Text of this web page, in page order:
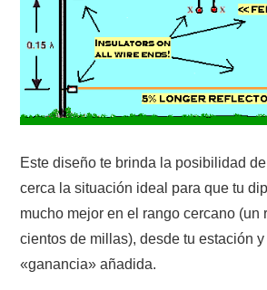
W5WIN
WAVELOG
AUTENTIFICACIÓN DE MIEMBROS DEL
MUMLA APP ( MUY FÁCIL )
Este diseño te brinda la posibilidad
cerca la situación ideal para que tu
mucho mejor en el rango cercano (un
cientos de millas), desde tu estación
«ganancia» añadida.